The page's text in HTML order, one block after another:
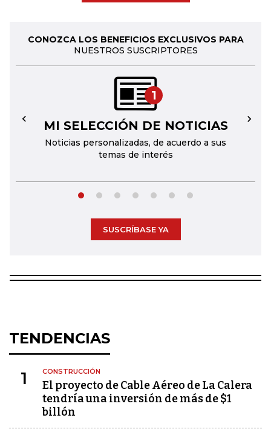
CONOZCA LOS BENEFICIOS EXCLUSIVOS PARA
NUESTROS SUSCRIPTORES
1
MI SELECCIÓN DE NOTICIAS
Noticias personalizadas, de acuerdo a sus
temas de interés
← →
SUSCRÍBASE YA
TENDENCIAS
1 CONSTRUCCIÓN
El proyecto de Cable Aéreo de La Calera
tendría una inversión de más de $1
billón